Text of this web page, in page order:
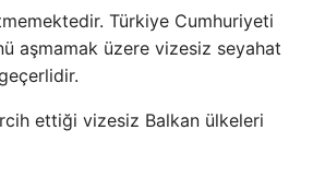
Türkiye Cumhuriyeti
aşmamak üzere vizesiz seyahat
ettiği vizesiz Balkan ülkeleri